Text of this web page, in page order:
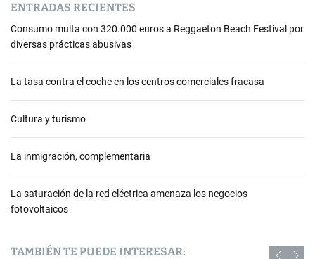
ENTRADAS RECIENTES
Consumo multa con 320.000 euros a Reggaeton Beach Festival por
diversas prácticas abusivas
La tasa contra el coche en los centros comerciales fracasa
Cultura y turismo
La inmigración, complementaria
La saturación de la red eléctrica amenaza los negocios
fotovoltaicos
TAMBIÉN TE PUEDE INTERESAR: